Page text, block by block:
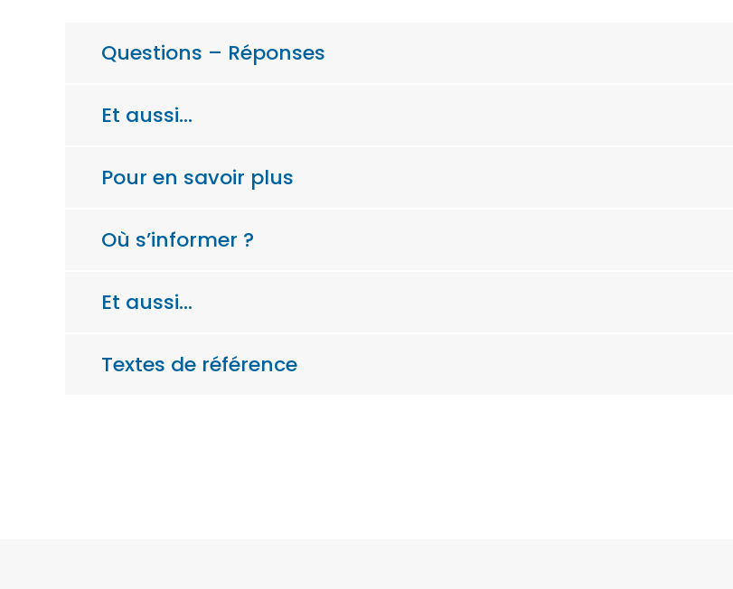
Questions – Réponses
Et aussi…
Pour en savoir plus
Où s’informer ?
Et aussi…
Textes de référence